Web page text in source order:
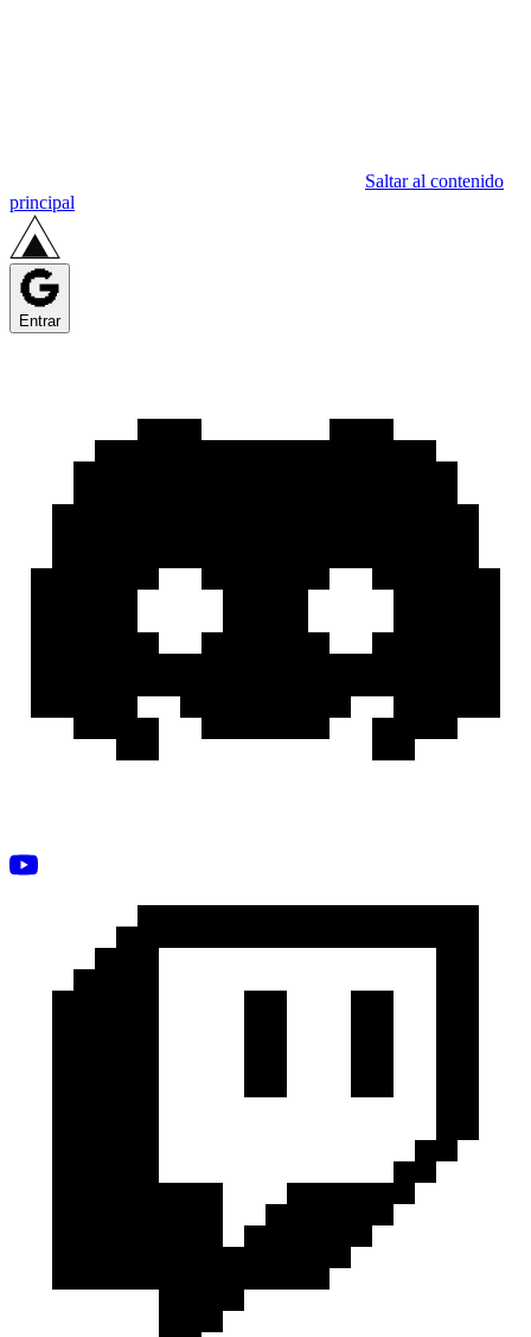
Saltar al contenido
principal
Entrar